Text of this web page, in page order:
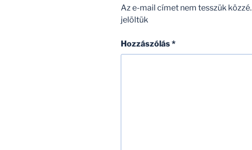
Az e-mail címet nem tesszük közzé.
jelöltük
Hozzászólás*